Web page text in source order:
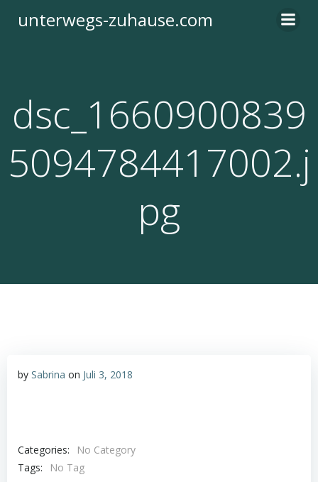
Inhalt
unterwegs-zuhause.com
dsc_1660900839
5094784417002.j
pg
by Sabrina on Juli 3, 2018
Categories:
No Category
Tags:
No Tag